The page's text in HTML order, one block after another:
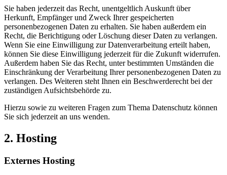
Sie haben jederzeit das Recht, unentgeltlich Auskunft über
Herkunft, Empfänger und Zweck Ihrer gespeicherten
personenbezogenen Daten zu erhalten. Sie haben außerdem ein
Recht, die Berichtigung oder Löschung dieser Daten zu verlangen.
Wenn Sie eine Einwilligung zur Datenverarbeitung erteilt haben,
können Sie diese Einwilligung jederzeit für die Zukunft widerrufen.
Außerdem haben Sie das Recht, unter bestimmten Umständen die
Einschränkung der Verarbeitung Ihrer personenbezogenen Daten zu
verlangen. Des Weiteren steht Ihnen ein Beschwerderecht bei der
zuständigen Aufsichtsbehörde zu.
Hierzu sowie zu weiteren Fragen zum Thema Datenschutz können
Sie sich jederzeit an uns wenden.
2. Hosting
Externes Hosting